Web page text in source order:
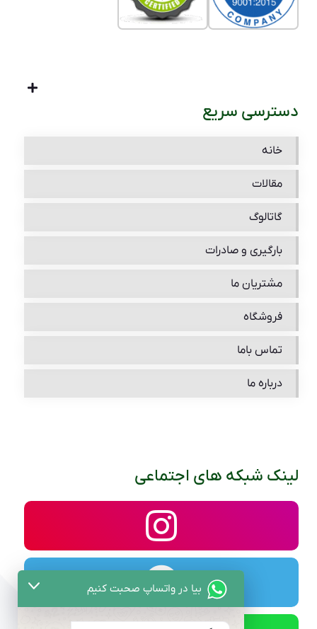
دسترسی سریع
خانه
مقالات
گاتالوگ
بارگیری و صادرات
مشتریان ما
فروشگاه
تماس باما
درباره ما
لینک شبکه های اجتماعی
بیا در واتساپ صحبت کنیم